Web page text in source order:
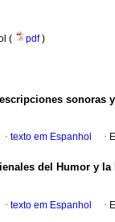
( pdf)
sonoras
· texto em Espanhol ·
del Humor y la
· texto em Espanhol ·